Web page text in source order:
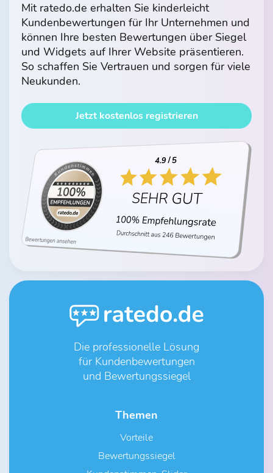
Mit ratedo.de erhalten Sie kinderleicht
Kundenbewertungen für Ihr Unternehmen und
können Ihre besten Bewertungen über Siegel
und Widgets auf Ihrer Website präsentieren.
So schaffen Sie Vertrauen und sorgen für viele
Neukunden.
Jetzt kostenlos registrieren
Die professionelle Lösung
für Kundenbewertungen
und Bewertungssiegel
Themen
Vorteile
Bewertungssiegel